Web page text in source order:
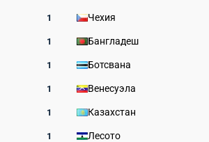
1 Чехия
1 Бангладеш
1 Ботсвана
1 Венесуэла
1 Казахстан
1 Лесото